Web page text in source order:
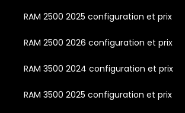
RAM 2500 2025 configuration et prix
RAM 2500 2026 configuration et prix
RAM 3500 2024 configuration et prix
RAM 3500 2025 configuration et prix